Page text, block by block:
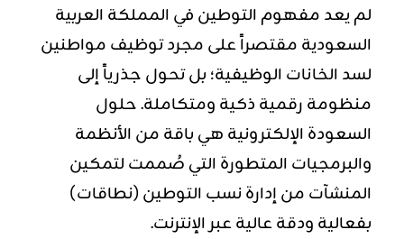
لم يعد مفهوم التوطين في المملكة العربية
السعودية مقتصراً على مجرد توظيف مواطنين
لسد الخانات الوظيفية؛ بل تحول جذرياً إلى
منظومة رقمية ذكية ومتكاملة. حلول
السعودة الإلكترونية هي باقة من الأنظمة
والبرمجيات المتطورة التي صُممت لتمكين
المنشآت من إدارة نسب التوطين (نطاقات)
بفعالية ودقة عالية عبر الإنترنت.